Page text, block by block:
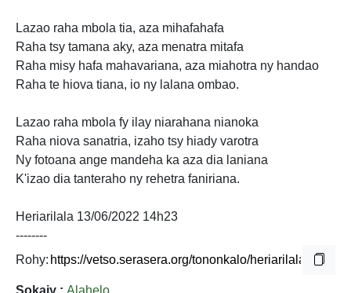
Lazao raha mbola tia, aza mihafahafa
Raha tsy tamana aky, aza menatra mitafa
Raha misy hafa mahavariana, aza miahotra ny handao
Raha te hiova tiana, io ny lalana ombao.
Lazao raha mbola fy ilay niarahana nianoka
Raha niova sanatria, izaho tsy hiady varotra
Ny fotoana ange mandeha ka aza dia laniana
K'izao dia tanteraho ny rehetra faniriana.
Heriarilala 13/06/2022 14h23
--------
Rohy: